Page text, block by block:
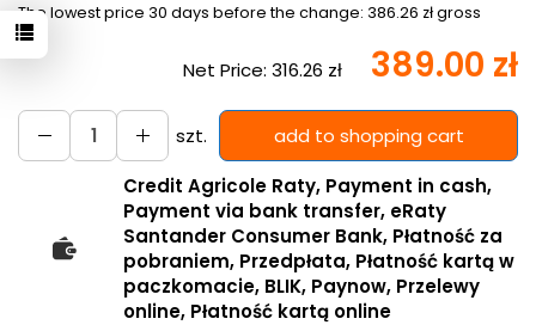
The lowest price 30 days before the change: 386.26 zł gross
Net Price: 316.26 zł 389.00 zł
szt.
add to shopping cart
Credit Agricole Raty, Payment in cash,
Payment via bank transfer, eRaty
Santander Consumer Bank, Płatność za
pobraniem, Przedpłata, Płatność kartą w
paczkomacie, BLIK, Paynow, Przelewy
online, Płatność kartą online